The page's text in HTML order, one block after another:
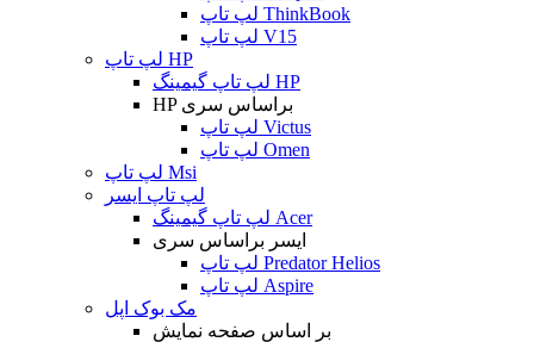
لپ تاپ ThinkBook
لپ تاپ V15
لپ تاپ HP
لپ تاپ گیمینگ HP
HP براساس سری
لپ تاپ Victus
لپ تاپ Omen
لپ تاپ Msi
لپ تاپ ایسر
لپ تاپ گیمینگ Acer
ایسر براساس سری
لپ تاپ Predator Helios
لپ تاپ Aspire
مک بوک اپل
بر اساس صفحه نمایش